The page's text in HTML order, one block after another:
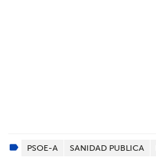
PSOE-A SANIDAD PUBLICA